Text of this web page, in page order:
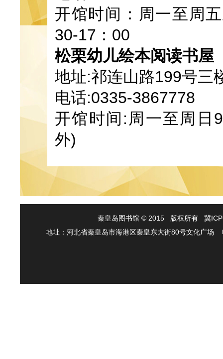
开馆时间：周一至周
30-17：00
松栗幼儿绘本阅读书屋
地址:祁连山路199号三
电话:0335-3867778
开馆时间:周一至周日
外)
秦皇岛图书馆 © 2015 版权所有 冀
地址：河北省秦皇岛市海港区秦皇东大街80号文化广